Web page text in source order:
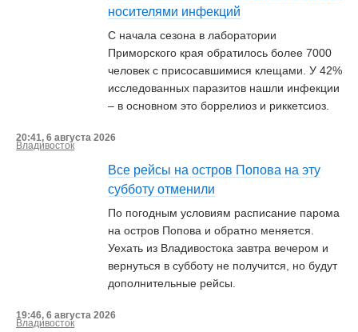
носителями инфекций
С начала сезона в лаборатории
Приморского края обратилось более 7000
человек с присосавшимися клещами. У 42%
исследованных паразитов нашли инфекции
– в основном это боррелиоз и риккетсиоз.
20:41, 6 августа 2026
Владивосток
Все рейсы на остров Попова на эту
субботу отменили
По погодным условиям расписание парома
на остров Попова и обратно меняется.
Уехать из Владивостока завтра вечером и
вернуться в субботу не получится, но будут
дополнительные рейсы.
19:46, 6 августа 2026
Владивосток